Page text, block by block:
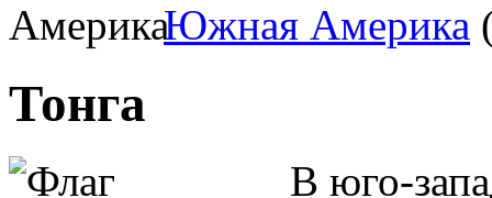
Южная Америка
Тонга
В юго-